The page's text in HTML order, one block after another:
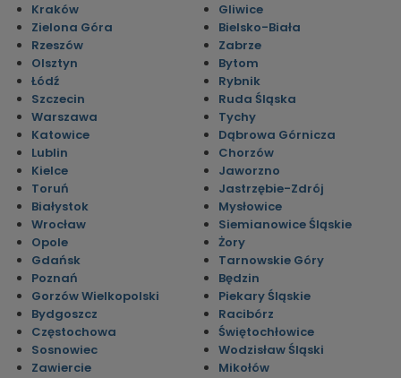
Kraków
Zielona Góra
Rzeszów
Olsztyn
Łódź
Szczecin
Warszawa
Katowice
Lublin
Kielce
Toruń
Białystok
Wrocław
Opole
Gdańsk
Poznań
Gorzów Wielkopolski
Bydgoszcz
Częstochowa
Sosnowiec
Zawiercie
Gliwice
Bielsko-Biała
Zabrze
Bytom
Rybnik
Ruda Śląska
Tychy
Dąbrowa Górnicza
Chorzów
Jaworzno
Jastrzębie-Zdrój
Mysłowice
Siemianowice Śląskie
Żory
Tarnowskie Góry
Będzin
Piekary Śląskie
Racibórz
Świętochłowice
Wodzisław Śląski
Mikołów